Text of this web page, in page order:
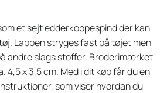
et sejt edderkoppespind der kan
Lappen stryges fast på tøjet men
andre slags stoffer. Broderimærket
4,5 x 3,5 cm. Med i dit køb får du en
som viser hvordan du